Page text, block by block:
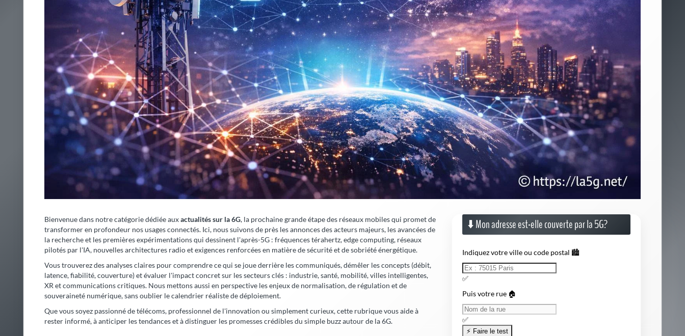
Bienvenue dans notre catégorie dédiée auxactualités sur la 6G, la prochaine grande étape des réseaux mobiles qui promet de
transformer en profondeur nos usages connectés. Ici, nous suivons de près les annonces des acteurs majeurs, les avancées de
la recherche et les premières expérimentations qui dessinent l'après-5G : fréquences térahertz,edge computing, réseaux
pilotés par l'IA, nouvelles architectures radio et exigences renforcées en matière de sécurité et de sobriété énergétique.
Vous trouverez des analyses claires pour comprendre ce qui se joue derrière les communiqués, démêler les concepts (débit,
latence, fiabilité, couverture) et évaluer l'impact concret sur les secteurs clés : industrie, santé, mobilité, villes intelligentes,
XR et communications critiques. Nous mettons aussi en perspective les enjeux de normalisation, de régulation et de
souveraineté numérique, sans oublier le calendrier réaliste de déploiement.
Que vous soyez passionné de télécoms, professionnel de l'innovation ou simplement curieux, cette rubrique vous aide à
rester informé, à anticiper les tendances et à distinguer les promesses crédibles du simple buzz autour de la 6G.
⬇️ Mon adresse est-elle couverte par la 5G?
Indiquez votre ville ou code postal 🏙️
✅
Puis votre rue 🏠
✅